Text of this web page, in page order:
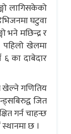
लागिसकेको
घटुवा
भने मछिन्द्र र
खेलमा
का दाबेदार
खेल्ने गणितिय
जित
गर्न चाहन्छ
छ ।